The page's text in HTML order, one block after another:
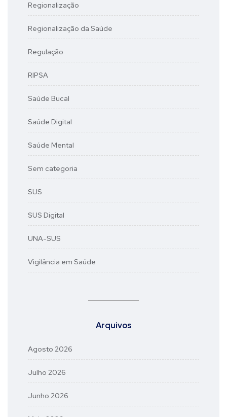
Regionalização
Regionalização da Saúde
Regulação
RIPSA
Saúde Bucal
Saúde Digital
Saúde Mental
Sem categoria
SUS
SUS Digital
UNA-SUS
Vigilância em Saúde
Arquivos
Agosto 2026
Julho 2026
Junho 2026